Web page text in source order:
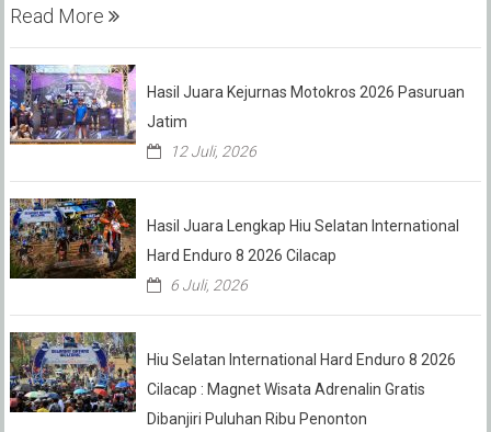
Read More
Hasil Juara Kejurnas Motokros 2026 Pasuruan
Jatim
12 Juli, 2026
Hasil Juara Lengkap Hiu Selatan International
Hard Enduro 8 2026 Cilacap
6 Juli, 2026
Hiu Selatan International Hard Enduro 8 2026
Cilacap : Magnet Wisata Adrenalin Gratis
Dibanjiri Puluhan Ribu Penonton